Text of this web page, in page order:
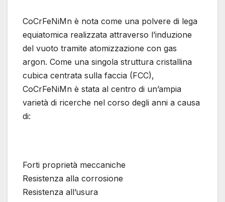
CoCrFeNiMn è nota come una polvere di lega
equiatomica realizzata attraverso l’induzione
del vuoto tramite atomizzazione con gas
argon. Come una singola struttura cristallina
cubica centrata sulla faccia (FCC),
CoCrFeNiMn è stata al centro di un’ampia
varietà di ricerche nel corso degli anni a causa
di:
Forti proprietà meccaniche
Resistenza alla corrosione
Resistenza all’usura